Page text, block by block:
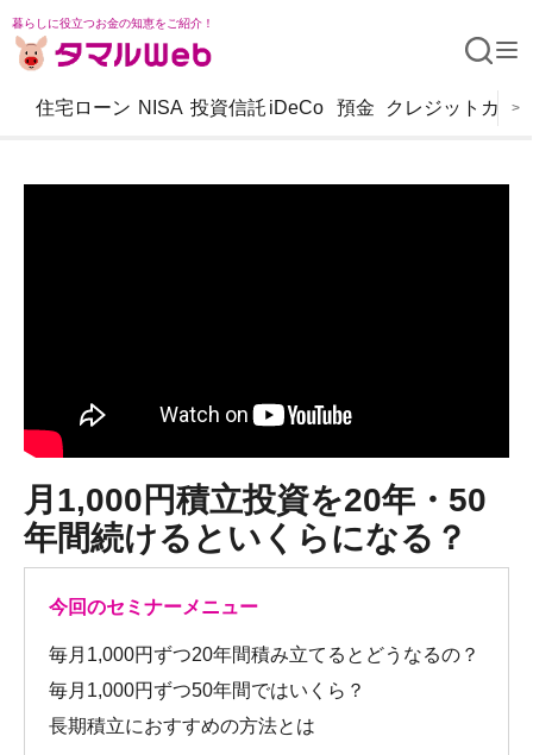
暮らしに役立つお金の知恵をご紹介！
住宅ローン NISA 投資信託 iDeCo 預金 クレジットカー
>
月1,000円積立投資を20年・50
年間続けるといくらになる？
今回のセミナーメニュー
毎月1,000円ずつ20年間積み立てるとどうなるの？
毎月1,000円ずつ50年間ではいくら？
長期積立におすすめの方法とは